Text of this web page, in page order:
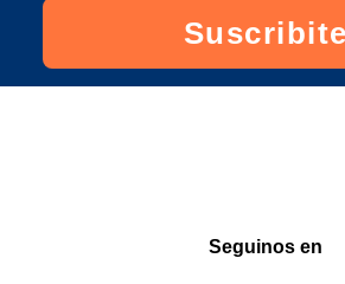
Suscribite
Seguinos en